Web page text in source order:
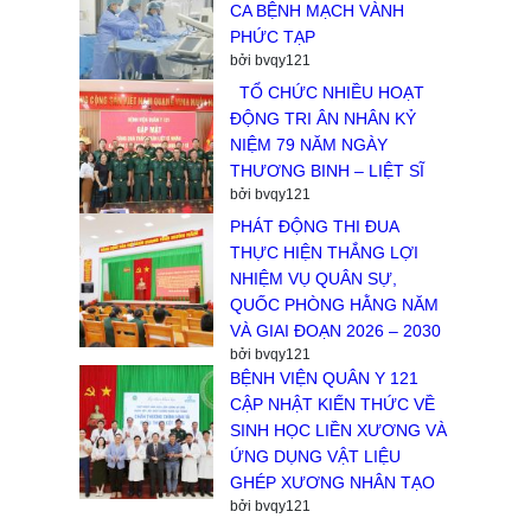
CA BỆNH MẠCH VÀNH
PHỨC TẠP
bởi bvqy121
TỔ CHỨC NHIỀU HOẠT
ĐỘNG TRI ÂN NHÂN KỶ
NIỆM 79 NĂM NGÀY
THƯƠNG BINH – LIỆT SĨ
bởi bvqy121
PHÁT ĐỘNG THI ĐUA
THỰC HIỆN THẮNG LỢI
NHIỆM VỤ QUÂN SỰ,
QUỐC PHÒNG HẰNG NĂM
VÀ GIAI ĐOẠN 2026 – 2030
bởi bvqy121
BỆNH VIỆN QUÂN Y 121
CẬP NHẬT KIẾN THỨC VỀ
SINH HỌC LIỀN XƯƠNG VÀ
ỨNG DỤNG VẬT LIỆU
GHÉP XƯƠNG NHÂN TẠO
bởi bvqy121